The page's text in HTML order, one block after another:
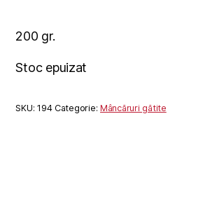
200 gr.
Stoc epuizat
SKU:194 Categorie:Mâncăruri gătite